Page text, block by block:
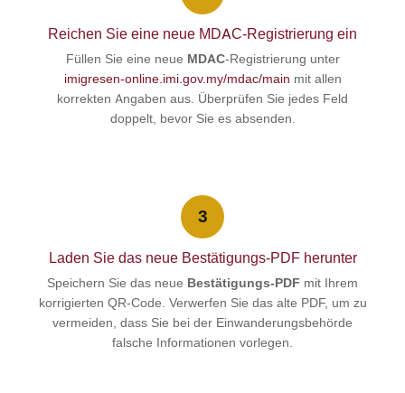
Reichen Sie eine neue MDAC-Registrierung ein
Füllen Sie eine neue MDAC-Registrierung unter
imigresen-online.imi.gov.my/mdac/main mit allen
korrekten Angaben aus. Überprüfen Sie jedes Feld
doppelt, bevor Sie es absenden.
3
Laden Sie das neue Bestätigungs-PDF herunter
Speichern Sie das neue Bestätigungs-PDF mit Ihrem
korrigierten QR-Code. Verwerfen Sie das alte PDF, um zu
vermeiden, dass Sie bei der Einwanderungsbehörde
falsche Informationen vorlegen.